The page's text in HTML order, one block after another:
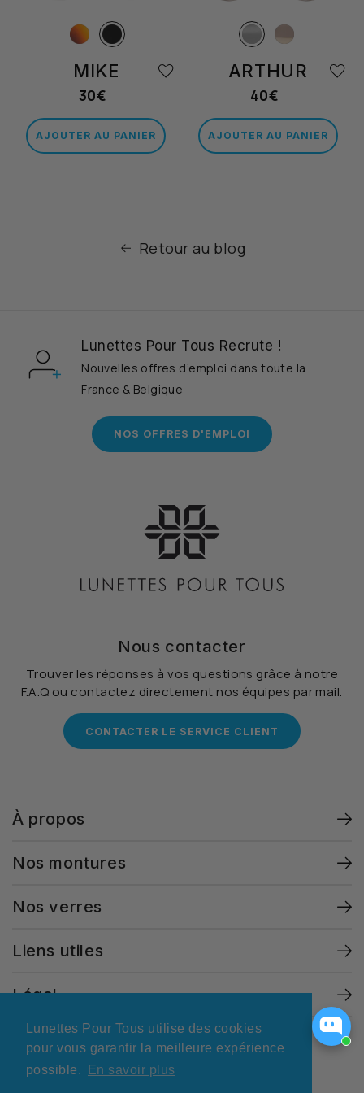
Lunettes Pour Tous utilise des cookies
pour vous garantir la meilleure expérience
possible.
En savoir plus
MIKE
Prix
habituel
30€
AJOUTER AU PANIER
ARTHUR
Prix
habituel
40€
AJOUTER AU PANIER
Retour au blog
Lunettes Pour Tous Recrute !
Nouvelles offres d’emploi dans toute la
France & Belgique
NOS OFFRES D'EMPLOI
Nous contacter
Trouver les réponses à vos questions grâce à notre
F.A.Q ou contactez directement nos équipes par mail.
CONTACTER LE SERVICE CLIENT
À propos
Nos montures
Nos verres
Liens utiles
Légal